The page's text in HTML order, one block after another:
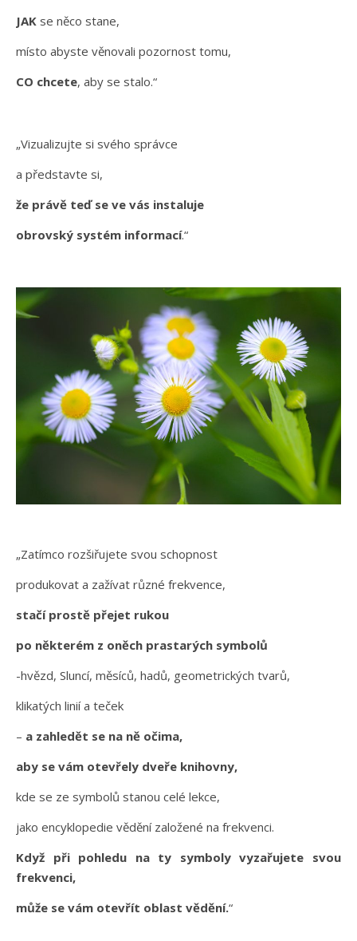
JAK se něco stane,
místo abyste věnovali pozornost tomu,
CO chcete, aby se stalo.“
„Vizualizujte si svého správce
a představte si,
že právě teď se ve vás instaluje
obrovský systém informací.“
„Zatímco rozšiřujete svou schopnost
produkovat a zažívat různé frekvence,
stačí prostě přejet rukou
po některém z oněch prastarých symbolů
-hvězd, Sluncí, měsíců, hadů, geometrických tvarů,
klikatých linií a teček
– a zahledět se na ně očima,
aby se vám otevřely dveře knihovny,
kde se ze symbolů stanou celé lekce,
jako encyklopedie vědění založené na frekvenci.
Když při pohledu na ty symboly vyzařujete svou
frekvenci,
může se vám otevřít oblast vědění.“